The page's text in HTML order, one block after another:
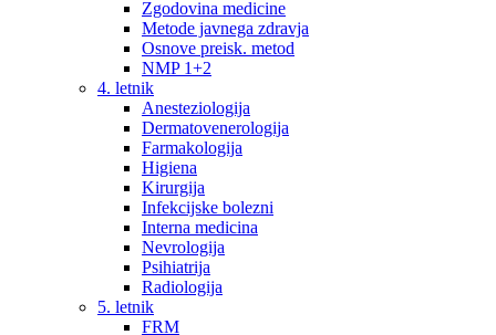
Zgodovina medicine
Metode javnega zdravja
Osnove preisk. metod
NMP 1+2
4. letnik
Anesteziologija
Dermatovenerologija
Farmakologija
Higiena
Kirurgija
Infekcijske bolezni
Interna medicina
Nevrologija
Psihiatrija
Radiologija
5. letnik
FRM